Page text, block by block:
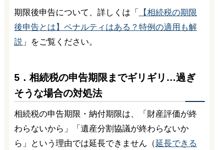
期限後申告について、詳しくは「
【相続税の期限
後申告とは】ペナルティはある？特例の適用も解
説 」をご覧ください。
5．相続税の申告期限までギリギリ…過ぎ
そうな場合の対処法
相続税の申告期限・納付期限は、「財産評価が終
わらないから」「遺産分割協議が終わらないか
ら」という理由では延長できません（延長できる